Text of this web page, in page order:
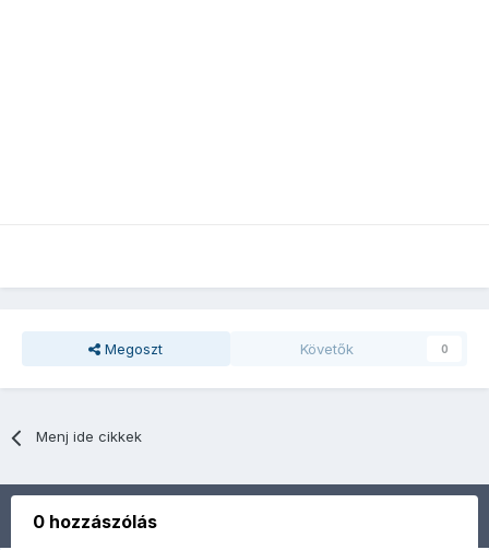
Megoszt Követők 0
Menj ide cikkek
0 hozzászólás